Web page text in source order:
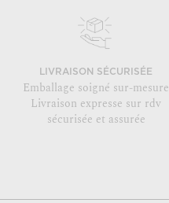
LIVRAISON SÉCURISÉE
Emballage soigné sur-mesure
Livraison expresse sur rdv
sécurisée et assurée